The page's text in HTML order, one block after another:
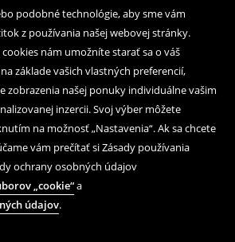
podobné technológie, aby sme vám
z používania našej webovej stránky.
nám umožníte starať sa o váš
základe vašich vlastných preferencií,
zobrazenia našej ponuky individuálne vašim
inzercii. Svoj výber môžete
na možnosť „Nastavenia“. Ak sa chcete
vám prečítať si Zásady používania
ochrany osobných údajov
„cookie“a
údajov.